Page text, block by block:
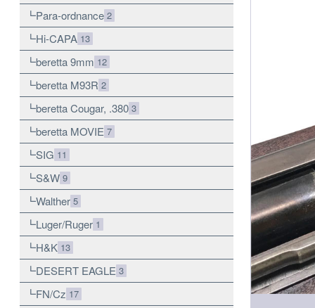
Para-ordnance 2
Hi-CAPA 13
beretta 9mm 12
beretta M93R 2
beretta Cougar, .380 3
beretta MOVIE 7
SIG 11
S&W 9
Walther 5
Luger/Ruger 1
H&K 13
DESERT EAGLE 3
FN/Cz 17